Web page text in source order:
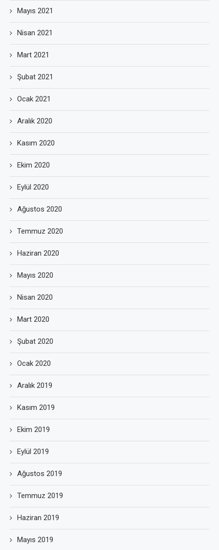
Mayıs 2021
Nisan 2021
Mart 2021
Şubat 2021
Ocak 2021
Aralık 2020
Kasım 2020
Ekim 2020
Eylül 2020
Ağustos 2020
Temmuz 2020
Haziran 2020
Mayıs 2020
Nisan 2020
Mart 2020
Şubat 2020
Ocak 2020
Aralık 2019
Kasım 2019
Ekim 2019
Eylül 2019
Ağustos 2019
Temmuz 2019
Haziran 2019
Mayıs 2019